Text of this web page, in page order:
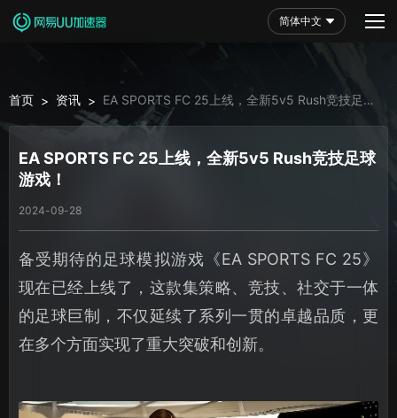
简体中文
首页 > 资讯 > EA SPORTS FC 25上线，全新5v5 Rush竞技足球
游戏！
EA SPORTS FC 25上线，全新5v5 Rush竞技足球
游戏！
2024-09-28
备受期待的足球模拟游戏《EA SPORTS FC 25》
现在已经上线了，这款集策略、竞技、社交于一体
的足球巨制，不仅延续了系列一贯的卓越品质，更
在多个方面实现了重大突破和创新。